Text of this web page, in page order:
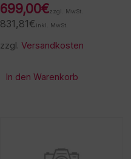
699,00€zzgl. MwSt.
831,81€ inkl. MwSt.
zzgl.Versandkosten
In den Warenkorb